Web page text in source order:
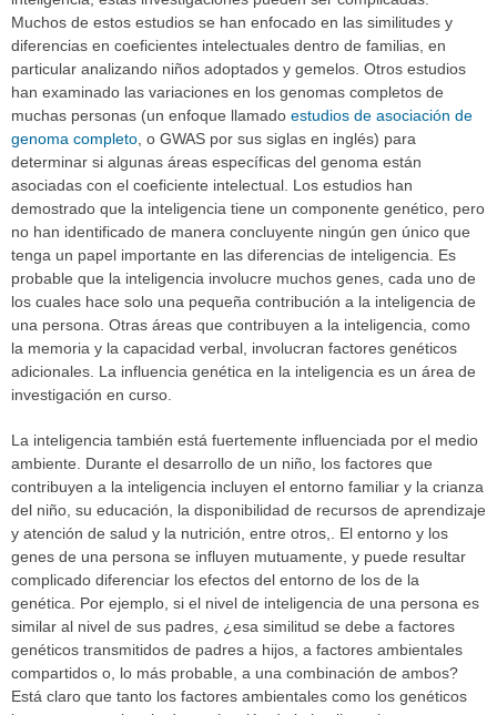
Muchos de estos estudios se han enfocado en las similitudes y
diferencias en coeficientes intelectuales dentro de familias, en
particular analizando niños adoptados y gemelos. Otros estudios
han examinado las variaciones en los genomas completos de
muchas personas (un enfoque llamado estudios de asociación de
genoma completo , o GWAS por sus siglas en inglés) para
determinar si algunas áreas específicas del genoma están
asociadas con el coeficiente intelectual. Los estudios han
demostrado que la inteligencia tiene un componente genético, pero
no han identificado de manera concluyente ningún gen único que
tenga un papel importante en las diferencias de inteligencia. Es
probable que la inteligencia involucre muchos genes, cada uno de
los cuales hace solo una pequeña contribución a la inteligencia de
una persona. Otras áreas que contribuyen a la inteligencia, como
la memoria y la capacidad verbal, involucran factores genéticos
adicionales. La influencia genética en la inteligencia es un área de
investigación en curso.
La inteligencia también está fuertemente influenciada por el medio
ambiente. Durante el desarrollo de un niño, los factores que
contribuyen a la inteligencia incluyen el entorno familiar y la crianza
del niño, su educación, la disponibilidad de recursos de aprendizaje
y atención de salud y la nutrición, entre otros,. El entorno y los
genes de una persona se influyen mutuamente, y puede resultar
complicado diferenciar los efectos del entorno de los de la
genética. Por ejemplo, si el nivel de inteligencia de una persona es
similar al nivel de sus padres, ¿esa similitud se debe a factores
genéticos transmitidos de padres a hijos, a factores ambientales
compartidos o, lo más probable, a una combinación de ambos?
Está claro que tanto los factores ambientales como los genéticos